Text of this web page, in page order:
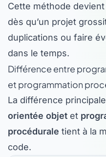
Cette méthode
dès qu’un projet
duplications ou faire
dans le temps.
Différence entre
et programmation
La différence
orientée objet et
procédurale tient à la
code.